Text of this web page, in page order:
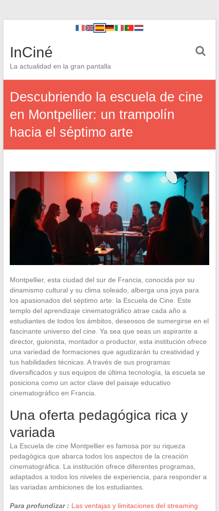
InCiné
La actualidad en la gran pantalla
Descubriendo la escuela de cine
en Montpellier: un trampolín
hacia el séptimo arte
Montpellier, esta ciudad del sur de Francia, conocida por su
dinamismo cultural y su clima soleado, alberga una joya para
los apasionados del séptimo arte: la Escuela de Cine. Este
templo del aprendizaje cinematográfico atrae cada año a
estudiantes de todos los ámbitos, deseosos de sumergirse en el
fascinante universo del cine. Ya sea que seas un aspirante a
director, guionista, montador o productor, esta institución ofrece
una variedad de formaciones que agudizarán tu creatividad y
tus habilidades técnicas. A través de sus programas
diversificados y sus equipos de última tecnología, la escuela se
posiciona como un actor clave del paisaje educativo
cinematográfico en Francia.
Una oferta pedagógica rica y
variada
La Escuela de cine Montpellier es famosa por su riqueza
pedagógica que abarca todos los aspectos de la creación
cinematográfica. La institución ofrece diferentes programas,
adaptados a todos los niveles de experiencia, para responder a
las variadas ambiciones de los estudiantes.
Para profundizar : Las ventajas y limitaciones del streaming